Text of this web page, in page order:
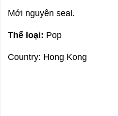
Mới nguyên seal.
Thể loại: Pop
Country: Hong Kong